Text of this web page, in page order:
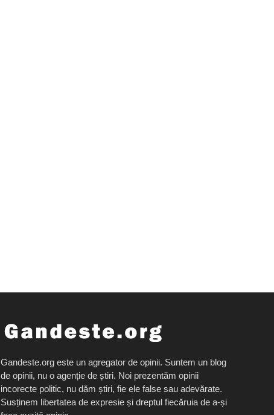
Gandeste.org este un agregator de opinii. Suntem un blog
de opinii, nu o agenție de știri. Noi prezentăm opinii
incorecte politic, nu dăm știri, fie ele false sau adevărate.
Susținem libertatea de expresie și dreptul fiecăruia de a-și